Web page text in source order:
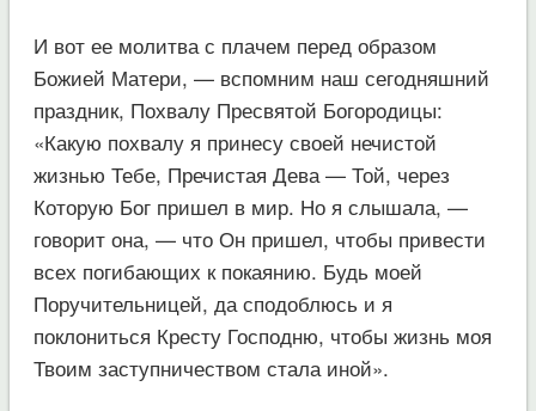
И вот ее молитва с плачем перед образом
Божией Матери, — вспомним наш сегодняшний
праздник, Похвалу Пресвятой Богородицы:
«Какую похвалу я принесу своей нечистой
жизнью Тебе, Пречистая Дева — Той, через
Которую Бог пришел в мир. Но я слышала, —
говорит она, — что Он пришел, чтобы привести
всех погибающих к покаянию. Будь моей
Поручительницей, да сподоблюсь и я
поклониться Кресту Господню, чтобы жизнь моя
Твоим заступничеством стала иной».